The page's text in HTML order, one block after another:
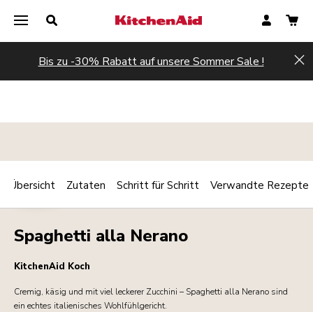
Bis zu -30% Rabatt auf unsere Sommer Sale !
PASTA Print
Share
Spaghetti alla Nerano
KitchenAid Koch
Cremig, käsig und mit viel leckerer Zucchini – Spaghetti alla Nerano sind
ein echtes italienisches Wohlfühlgericht.
Übersicht Zutaten Schritt für Schritt Verwandte Rezepte